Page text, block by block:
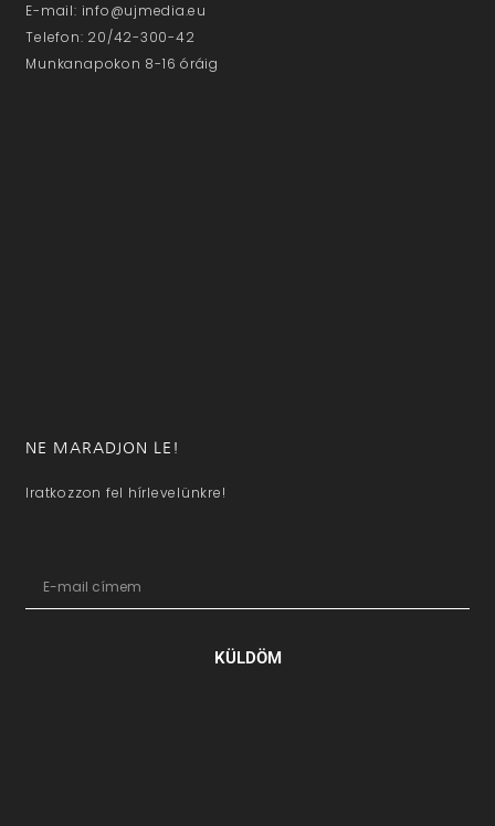
E-mail: info@ujmedia.eu
Telefon: 20/42-300-42
Munkanapokon 8-16 óráig
NE MARADJON LE!
Iratkozzon fel hírlevelünkre!
KÜLDÖM